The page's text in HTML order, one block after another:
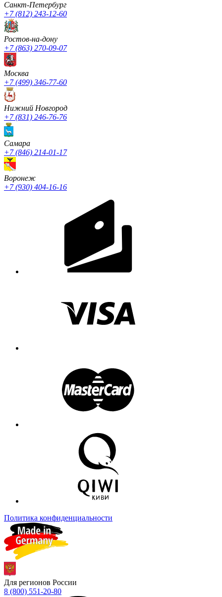
Санкт-Петербург
+7 (812) 243-12-60
Ростов-на-дону
+7 (863) 270-09-07
Москва
+7 (499) 346-77-60
Нижний Новгород
+7 (831) 246-76-76
Cамара
+7 (846) 214-01-17
Воронеж
+7 (930) 404-16-16
Политика конфиденциальности
Для регионов России
8 (800) 551-20-80